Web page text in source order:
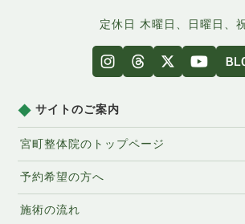
定休日 木曜日、日曜日、
サイトのご案内
宮町整体院のトップページ
予約希望の方へ
施術の流れ